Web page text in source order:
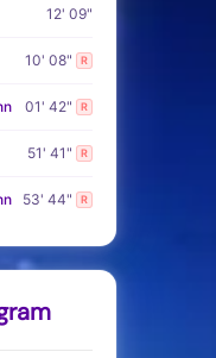
12' 09"
10' 08" R
01' 42" R
51' 41" R
53' 44" R